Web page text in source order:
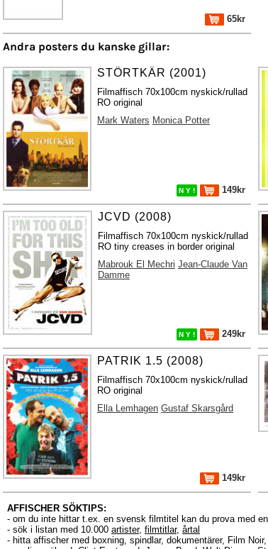
65kr
Andra posters du kanske gillar:
STÖRTKÄR (2001)
Filmaffisch 70x100cm nyskick/rullad
RO original
Mark Waters Monica Potter
N Y ! 149kr
JCVD (2008)
Filmaffisch 70x100cm nyskick/rullad
RO tiny creases in border original
Mabrouk El Mechri Jean-Claude Van
Damme
N Y ! 249kr
PATRIK 1.5 (2008)
Filmaffisch 70x100cm nyskick/rullad
RO original
Ella Lemhagen Gustaf Skarsgård
149kr
AFFISCHER SÖKTIPS:
- om du inte hittar t.ex. en svensk filmtitel kan du prova med
- sök i listan med 10.000 artister, filmtitlar, årtal
- hitta affischer med boxning, spindlar, dokumentärer, Film